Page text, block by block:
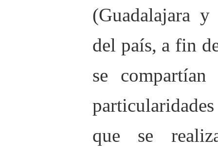
(Guadalajara
del país, a fin
se
que se